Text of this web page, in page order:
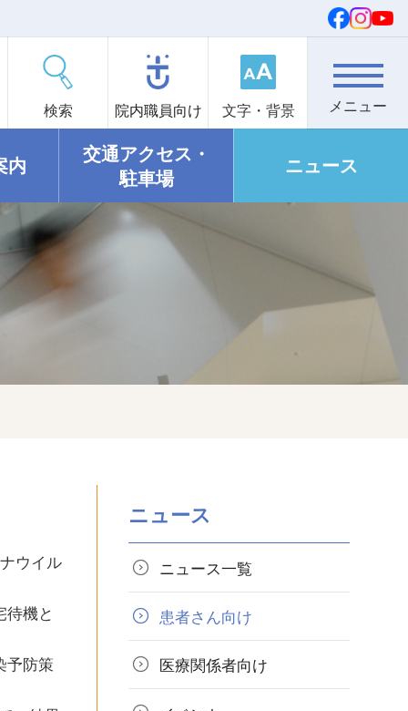
検索 院内職員向け 文字・背景
内
交通アクセス・
駐車場
ニュース
ウイル
機と
予防策
ニュース
ニュース一覧
患者さん向け
医療関係者向け